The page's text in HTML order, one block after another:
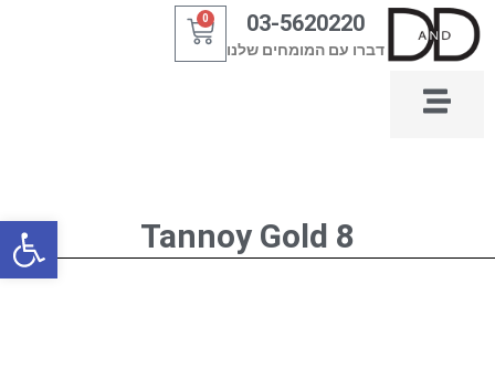
דילוג
לתוכן
03-5620220
דברו עם המומחים שלנו
0
עגלת
קניות
Tannoy Gold 8 פתח